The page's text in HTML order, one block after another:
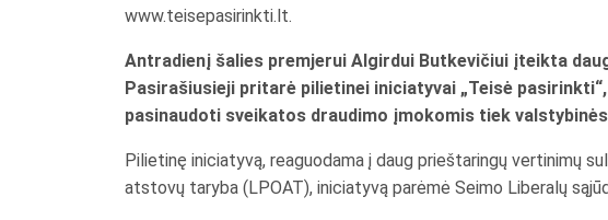
www.teisepasirinkti.lt.
Antradienį šalies premjerui Algirdui Butkevičiui įteikta
Pasirašiusieji pritarė pilietinei iniciatyvai „Teisė
pasinaudoti sveikatos draudimo įmokomis tiek
Pilietinę iniciatyvą, reaguodama į daug prieštaringų vertinimų
atstovų taryba (LPOAT), iniciatyvą parėmė Seimo Liberalų